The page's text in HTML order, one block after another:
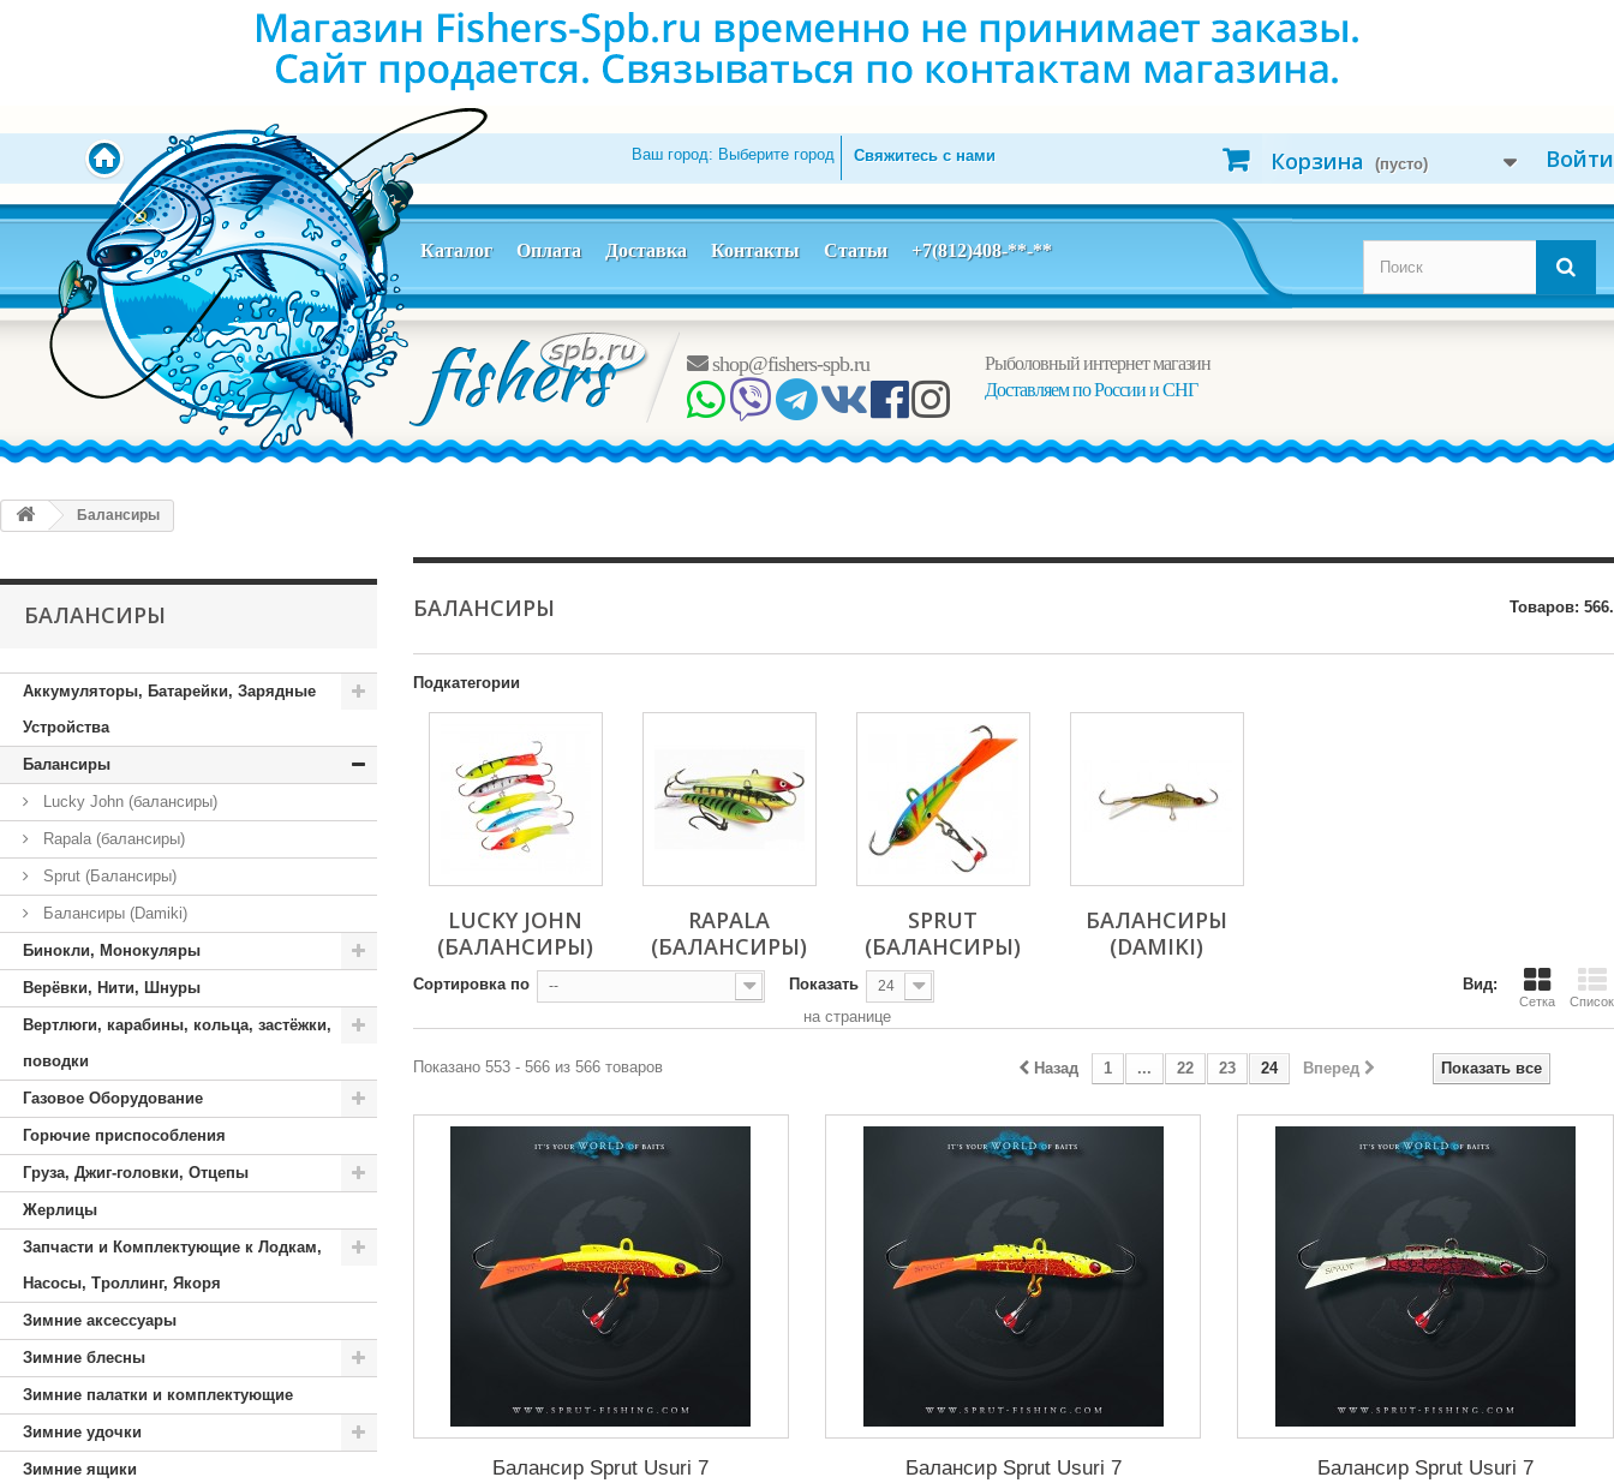
Войти
Корзина (пусто)
Свяжитесь с нами
Ваш город: Выберите город
Каталог Оплата Доставка Контакты Статьи +7(812)408-**-**
Рыболовный интернет магазин
Доставляем по России и СНГ
shop@fishers-spb.ru
Балансиры
БАЛАНСИРЫ
Аккумуляторы, Батарейки, Зарядные
Устройства
Балансиры
Lucky John (балансиры)
Rapala (балансиры)
Sprut (Балансиры)
Балансиры (Damiki)
Бинокли, Монокуляры
Верёвки, Нити, Шнуры
Вертлюги, карабины, кольца, застёжки,
поводки
Газовое Оборудование
Горючие приспособления
Груза, Джиг-головки, Отцепы
Жерлицы
Запчасти и Комплектующие к Лодкам,
Насосы, Троллинг, Якоря
Зимние аксессуары
Зимние блесны
Зимние палатки и комплектующие
Зимние удочки
Зимние ящики
БАЛАНСИРЫ Товаров: 566.
Подкатегории
LUCKY JOHN
(БАЛАНСИРЫ)
RAPALA
(БАЛАНСИРЫ)
SPRUT
(БАЛАНСИРЫ)
БАЛАНСИРЫ
(DAMIKI)
Вид:
Сетка Список
Сортировка по -- Показать 24
на странице
Показать все
Назад 1 ... 22 23 24 Вперед
Показано 553 - 566 из 566 товаров
Балансир Sprut Usuri 7
Балансир Sprut Usuri 7
Балансир Sprut Usuri 7